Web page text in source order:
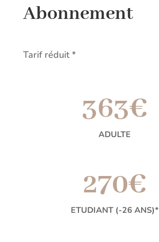
Abonnement
Tarif réduit *
363€
ADULTE
270€
ETUDIANT (-26 ANS)*